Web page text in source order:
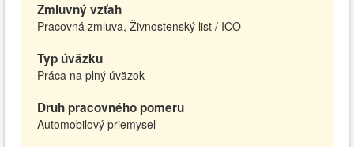
Zmluvný vzťah
Pracovná zmluva, Živnostenský list / IČO
Typ úväzku
Práca na plný úväzok
Druh pracovného pomeru
Automobilový priemysel